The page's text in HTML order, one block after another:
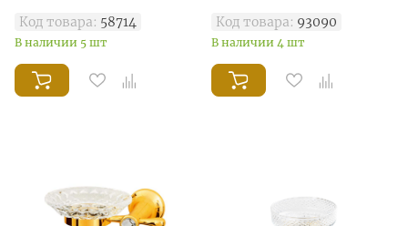
Код товара: 58714
В наличии 5 шт
Код товара: 93090
В наличии 4 шт